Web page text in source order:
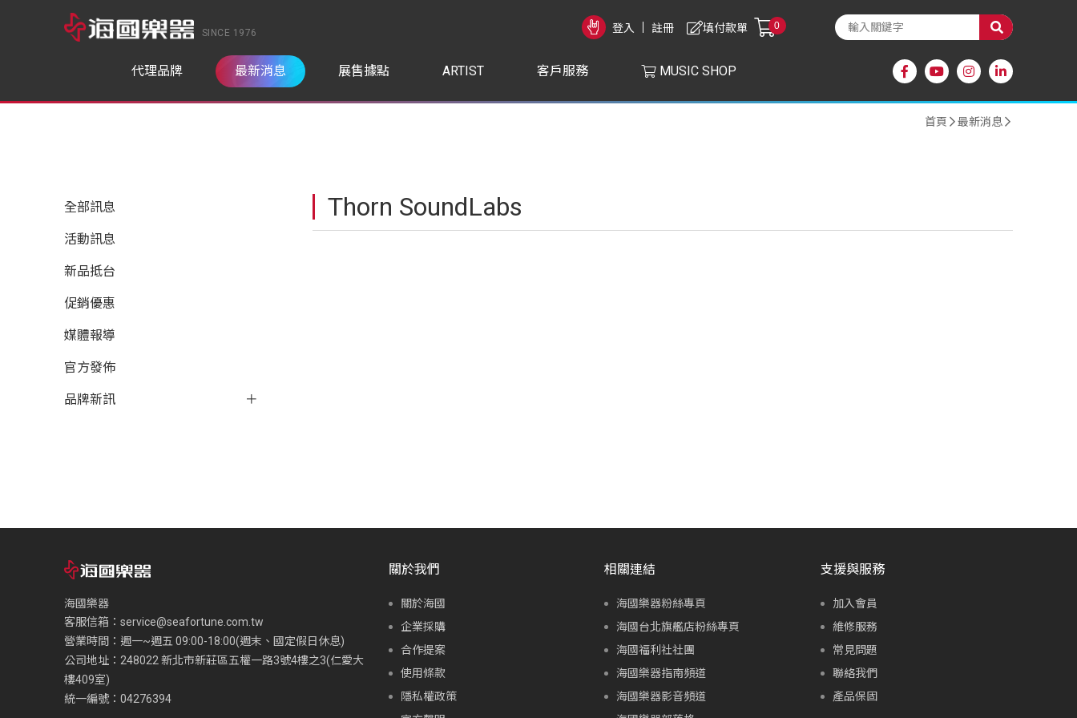
SINCE 1976 登入 註冊 0
填付款單
代理品牌 最新消息 展售據點 ARTIST 客戶服務 MUSIC SHOP
首頁 最新消息
全部訊息
活動訊息
新品抵台
促銷優惠
媒體報導
官方發佈
品牌新訊
Thorn SoundLabs
海國樂器
客服信箱： service@seafortune.com.tw
營業時間：週一~週五 09:00-18:00(週末、國定假日休息)
公司地址：248022 新北市新莊區五權一路3號4樓之3(仁愛大
樓409室)
統一編號：04276394
關於我們
關於海國
企業採購
合作提案
使用條款
隱私權政策
相關連結
海國樂器粉絲專頁
海國台北旗艦店粉絲專頁
海國福利社社團
海國樂器指南頻道
海國樂器影音頻道
支援與服務
加入會員
維修服務
常見問題
聯絡我們
產品保固